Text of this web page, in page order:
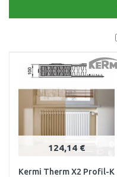
124,14 €
Kermi Therm X2 Profil-K